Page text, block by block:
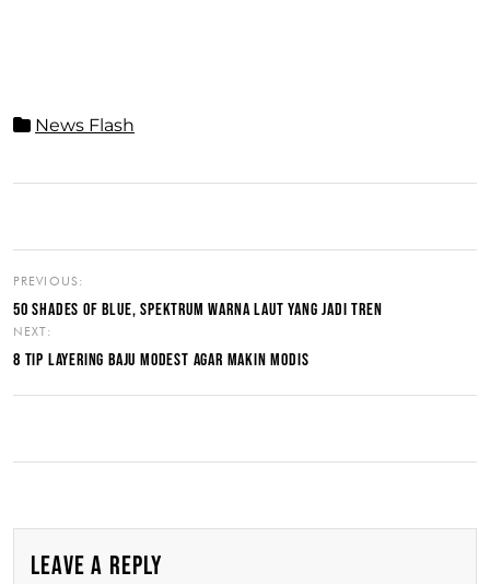
News Flash
PREVIOUS:
50 SHADES OF BLUE, SPEKTRUM WARNA LAUT YANG JADI TREN
NEXT:
8 TIP LAYERING BAJU MODEST AGAR MAKIN MODIS
LEAVE A REPLY